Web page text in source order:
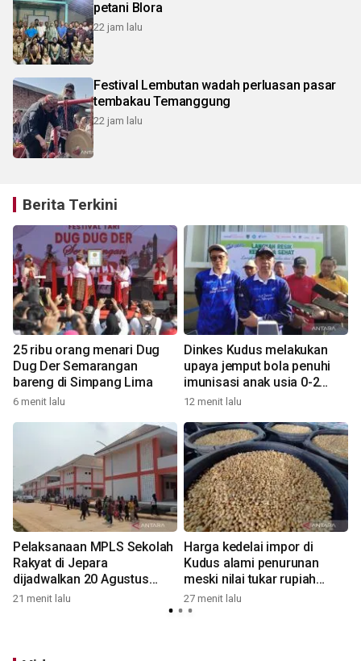
petani Blora
22 jam lalu
Festival Lembutan wadah perluasan pasar
tembakau Temanggung
22 jam lalu
Berita Terkini
25 ribu orang menari Dug
Dug Der Semarangan
bareng di Simpang Lima
6 menit lalu
Dinkes Kudus melakukan
upaya jemput bola penuhi
imunisasi anak usia 0-2
tahun
12 menit lalu
Pelaksanaan MPLS Sekolah
Rakyat di Jepara
dijadwalkan 20 Agustus
2026
21 menit lalu
Harga kedelai impor di
Kudus alami penurunan
meski nilai tukar rupiah
tinggi
27 menit lalu